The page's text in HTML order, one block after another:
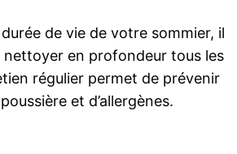
de vie de votre sommier, il
nettoyer en profondeur tous les
régulier permet de prévenir
et d’allergènes.